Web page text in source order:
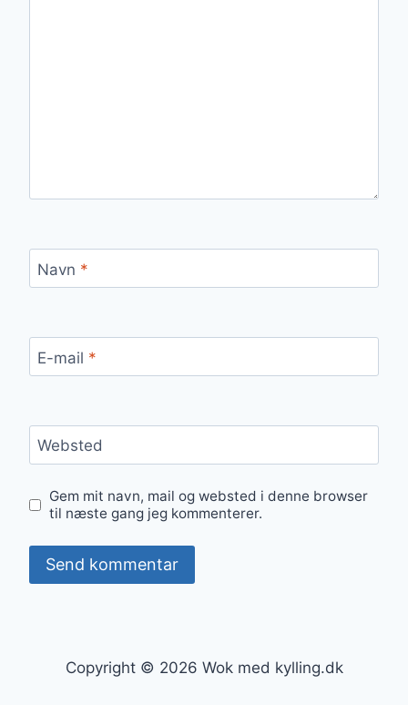
Navn *
E-mail *
Websted
Gem mit navn, mail og websted i denne browser
til næste gang jeg kommenterer.
Copyright © 2026 Wok med kylling.dk